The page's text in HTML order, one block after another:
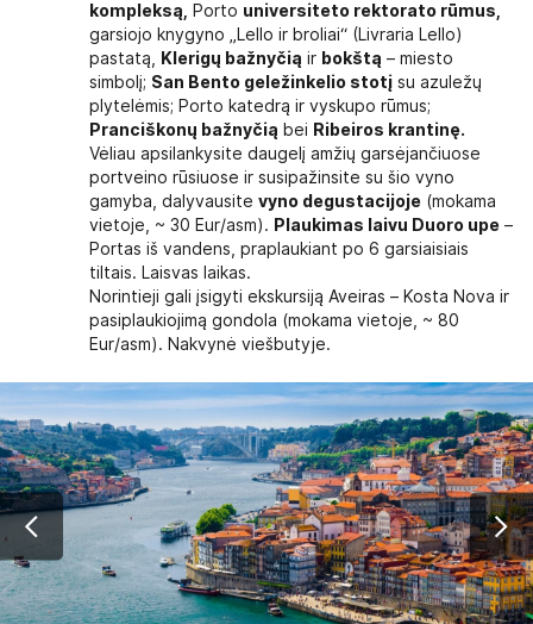
kompleksą,
Porto universiteto rektorato rūmus,
garsiojo knygyno „Lello ir broliai“ (Livraria Lello)
pastatą,
Klerigų bažnyčią ir bokštą – miesto
simbolį; San Bento geležinkelio stotį su azuležų
plytelėmis; Porto katedrą ir vyskupo rūmus;
Pranciškonų bažnyčią bei Ribeiros krantinę.
Vėliau apsilankysite daugelį amžių garsėjančiuose
portveino rūsiuose ir susipažinsite su šio vyno
gamyba, dalyvausitevyno degustacijoje (mokama
vietoje, ~ 30 Eur/asm). Plaukimas laivu Duoro upe –
Portas iš vandens, praplaukiant po 6 garsiaisiais
tiltais. Laisvas laikas.
Norintieji gali įsigyti ekskursiją Aveiras – Kosta Nova ir
pasiplaukiojimą gondola (mokama vietoje, ~ 80
Eur/asm). Nakvynė viešbutyje.